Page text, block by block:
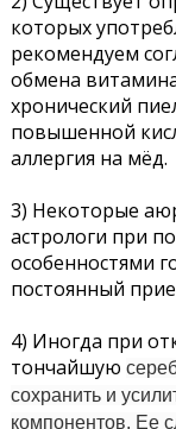
которых
рекомендуем
обмена
хронический
повышенной
аллергия на мёд.
3) Некоторые
астрологи при
особенностями
постоянный
4) Иногда при
тончайшую
сохранить и
компонентов. Ее